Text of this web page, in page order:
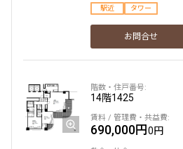
駅近 タワー
お問合せ
14階1425
690,000円0円